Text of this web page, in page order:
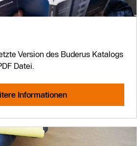
Version des Buderus Katalogs
Datei.
Informationen